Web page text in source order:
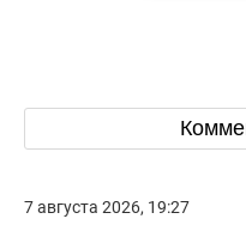
7 августа 2026, 19:27